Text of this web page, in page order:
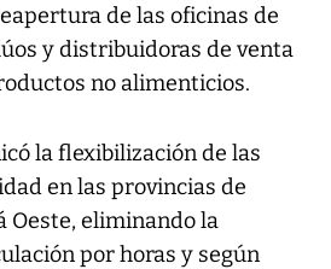
de las oficinas de
y distribuidoras de venta
no alimenticios.
la flexibilización de las
en las provincias de
Oeste, eliminando la
por horas y según